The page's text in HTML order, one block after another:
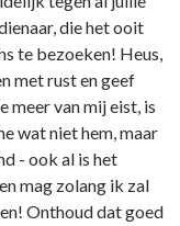
die het ooit
te bezoeken! Heus,
met rust en geef
meer van mij eist, is
wat niet hem, maar
- ook al is het
mag zolang ik zal
Onthoud dat goed